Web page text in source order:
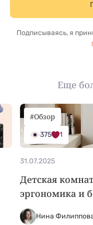
Подписываясь, я
Еще
#Обзор
375 1
31.07.2025
Детская
эргономика и
Нина